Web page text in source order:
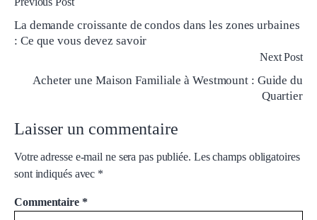
La demande croissante de condos dans les zones urbaines
: Ce que vous devez savoir
Next Post
Acheter une Maison Familiale à Westmount : Guide du
Quartier
Laisser un commentaire
Votre adresse e-mail ne sera pas publiée. Les champs obligatoires
sont indiqués avec *
Commentaire *